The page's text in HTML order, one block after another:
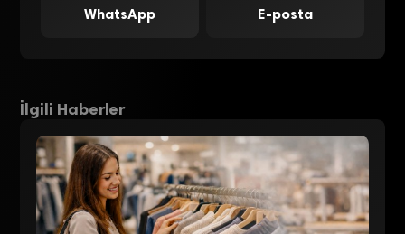
WhatsApp E-posta
İlgili Haberler